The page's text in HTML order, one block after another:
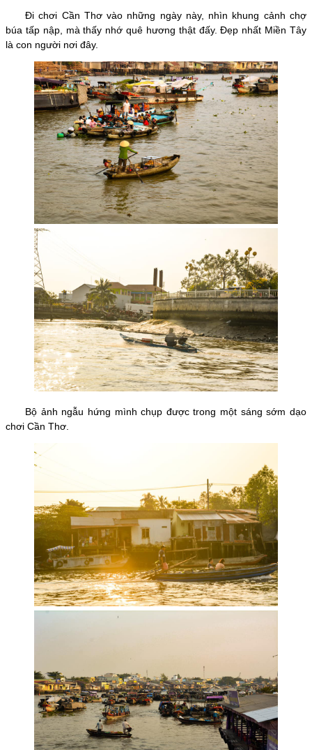
Đi chơi Cần Thơ vào những ngày này, nhìn khung cảnh chợ
búa tấp nập, mà thấy nhớ quê hương thật đấy. Đẹp nhất Miền Tây
là con người nơi đây.
Bộ ảnh ngẫu hứng mình chụp được trong một sáng sớm dạo
chơi Cần Thơ.